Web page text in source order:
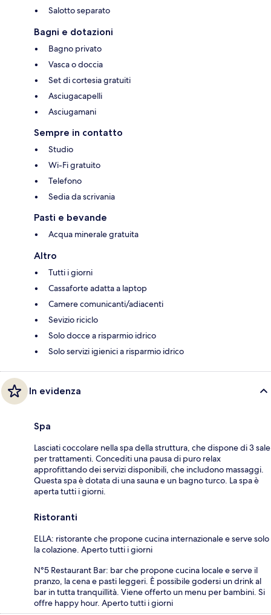
Salotto separato
Bagni e dotazioni
Bagno privato
Vasca o doccia
Set di cortesia gratuiti
Asciugacapelli
Asciugamani
Sempre in contatto
Studio
Wi-Fi gratuito
Telefono
Sedia da scrivania
Pasti e bevande
Acqua minerale gratuita
Altro
Tutti i giorni
Cassaforte adatta a laptop
Camere comunicanti/adiacenti
Sevizio riciclo
Solo docce a risparmio idrico
Solo servizi igienici a risparmio idrico
In evidenza
Spa
Lasciati coccolare nella spa della struttura, che dispone di 3 sale
per trattamenti. Concediti una pausa di puro relax
approfittando dei servizi disponibili, che includono massaggi.
Questa spa è dotata di una sauna e un bagno turco. La spa è
aperta tutti i giorni.
Ristoranti
ELLA: ristorante che propone cucina internazionale e serve solo
la colazione. Aperto tutti i giorni
N°5 Restaurant Bar: bar che propone cucina locale e serve il
pranzo, la cena e pasti leggeri. È possibile godersi un drink al
bar in tutta tranquillità. Viene offerto un menu per bambini. Si
offre happy hour. Aperto tutti i giorni